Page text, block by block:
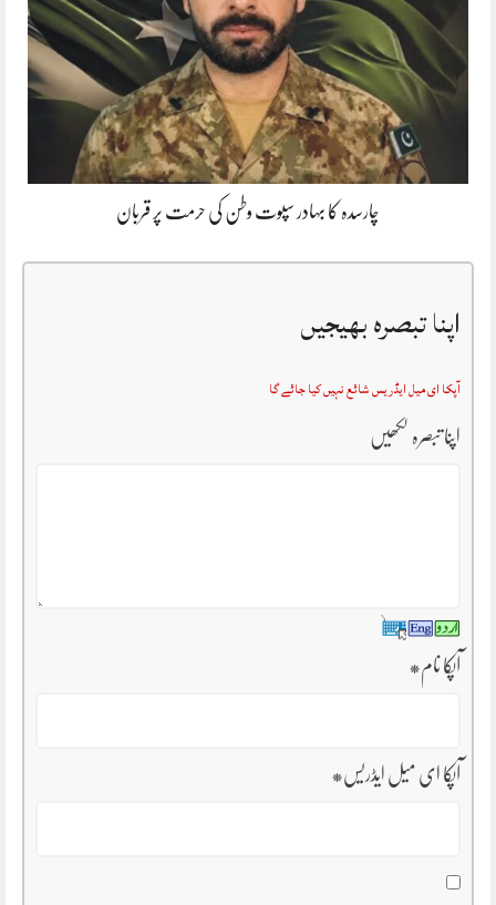
چارسدہ کا بہادر سپوت وطن کی حرمت پر قربان
اپنا تبصرہ بھیجیں
آپکا ای میل ایڈریس شائع نہیں کیا جائے گا
اپنا تبصرہ لکھیں
آپکا نام*
آپکا ای میل ایڈریس*